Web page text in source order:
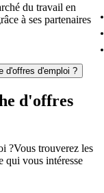
du travail en
à ses partenaires
d'offres d'emploi ?
d'offres
?Vous trouverez les
qui vous intéresse